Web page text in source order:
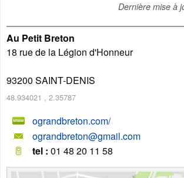
Dernière mise à
Au Petit Breton
18 rue de la Légion d'Honneur
93200 SAINT-DENIS
48.934021 , 2.35787
ograndbreton.com/
ograndbreton@gmail.com
tel : 01 48 20 11 58